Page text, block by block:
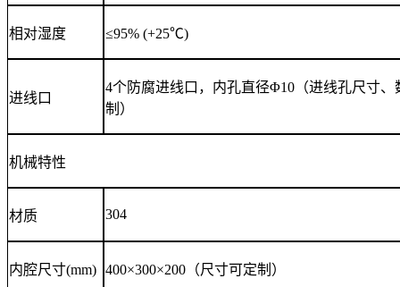
相对湿度 ≤95% (+25℃)
进线口
4个防腐进线口，内孔直径Φ10（进线孔尺寸、
制）
机械特性
材质 304
内腔尺寸(mm) 400×300×200（尺寸可定制）